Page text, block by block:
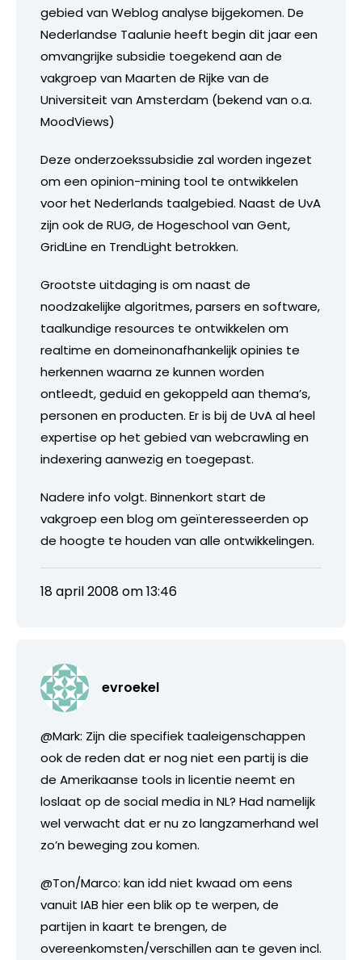
gebied van Weblog analyse bijgekomen. De
Nederlandse Taalunie heeft begin dit jaar een
omvangrijke subsidie toegekend aan de
vakgroep van Maarten de Rijke van de
Universiteit van Amsterdam (bekend van o.a.
MoodViews)
Deze onderzoekssubsidie zal worden ingezet
om een opinion-mining tool te ontwikkelen
voor het Nederlands taalgebied. Naast de UvA
zijn ook de RUG, de Hogeschool van Gent,
GridLine en TrendLight betrokken.
Grootste uitdaging is om naast de
noodzakelijke algoritmes, parsers en software,
taalkundige resources te ontwikkelen om
realtime en domeinonafhankelijk opinies te
herkennen waarna ze kunnen worden
ontleedt, geduid en gekoppeld aan thema’s,
personen en producten. Er is bij de UvA al heel
expertise op het gebied van webcrawling en
indexering aanwezig en toegepast.
Nadere info volgt. Binnenkort start de
vakgroep een blog om geïnteresseerden op
de hoogte te houden van alle ontwikkelingen.
18 april 2008 om 13:46
evroekel
@Mark: Zijn die specifiek taaleigenschappen
ook de reden dat er nog niet een partij is die
de Amerikaanse tools in licentie neemt en
loslaat op de social media in NL? Had namelijk
wel verwacht dat er nu zo langzamerhand wel
zo’n beweging zou komen.
@Ton/Marco: kan idd niet kwaad om eens
vanuit IAB hier een blik op te werpen, de
partijen in kaart te brengen, de
overeenkomsten/verschillen aan te geven incl.